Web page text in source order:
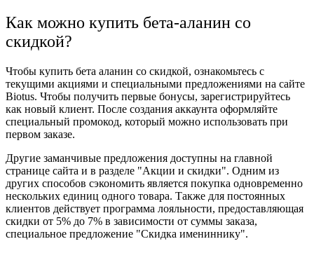
Как можно купить бета-аланин со
скидкой?
Чтобы купить бета аланин со скидкой, ознакомьтесь с
текущими акциями и специальными предложениями на сайте
Biotus. Чтобы получить первые бонусы, зарегистрируйтесь
как новый клиент. После создания аккаунта оформляйте
специальный промокод, который можно использовать при
первом заказе.
Другие заманчивые предложения доступны на главной
странице сайта и в разделе "Акции и скидки". Одним из
других способов сэкономить является покупка одновременно
нескольких единиц одного товара. Также для постоянных
клиентов действует программа лояльности, предоставляющая
скидки от 5% до 7% в зависимости от суммы заказа,
специальное предложение "Скидка имениннику".